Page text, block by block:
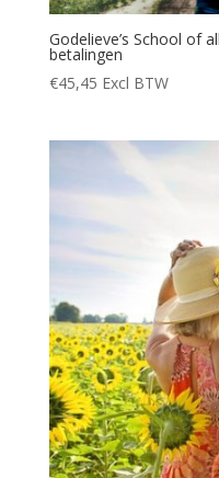
Godelieve’s School of
betalingen
€45,45 Excl BTW